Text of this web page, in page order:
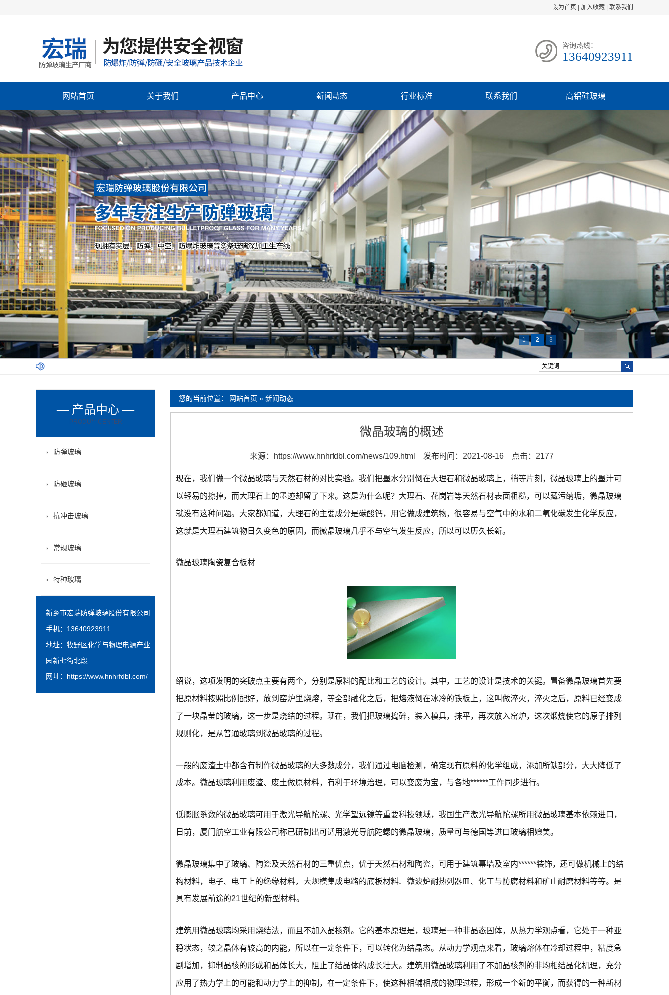
设为首页 加入收藏 联系我们
咨询热线：
13640923911
网站首页 关于我们 产品中心 新闻动态 行业标准 联系我们 高铝硅玻璃
1 2 3
您的当前位置： 网站首页 » 新闻动态
微晶玻璃的概述
来源： https://www.hnhrfdbl.com/news/109.html 发布时间：2021-08-16 点击：2177
现在，我们做一个微晶玻璃与天然石材的对比实验。我们把墨水分别倒在大理石和微晶玻璃上，稍等片刻，微晶玻璃上的墨汁可
以轻易的擦掉，而大理石上的墨迹却留了下来。这是为什么呢？大理石、花岗岩等天然石材表面粗糙，可以藏污纳垢，微晶玻璃
就没有这种问题。大家都知道，大理石的主要成分是碳酸钙，用它做成建筑物，很容易与空气中的水和二氧化碳发生化学反应，
这就是大理石建筑物日久变色的原因，而微晶玻璃几乎不与空气发生反应，所以可以历久长新。
微晶玻璃陶瓷复合板材
绍说，这项发明的突破点主要有两个，分别是原料的配比和工艺的设计。其中，工艺的设计是技术的关键。置备微晶玻璃首先要
把原材料按照比例配好，放到窑炉里烧熔，等全部融化之后，把熔液倒在冰冷的铁板上，这叫做淬火，淬火之后，原料已经变成
了一块晶莹的玻璃，这一步是烧结的过程。现在，我们把玻璃捣碎，装入模具，抹平，再次放入窑炉，这次煅烧使它的原子排列
规则化，是从普通玻璃到微晶玻璃的过程。
一般的废渣土中都含有制作微晶玻璃的大多数成分，我们通过电脑检测，确定现有原料的化学组成，添加所缺部分，大大降低了
成本。微晶玻璃利用废渣、废土做原材料，有利于环境治理，可以变废为宝，与各地******工作同步进行。
低膨胀系数的微晶玻璃可用于激光导航陀螺、光学望远镜等重要科技领域，我国生产激光导航陀螺所用微晶玻璃基本依赖进口，
日前，厦门航空工业有限公司称已研制出可适用激光导航陀螺的微晶玻璃，质量可与德国等进口玻璃相媲美。
微晶玻璃集中了玻璃、陶瓷及天然石材的三重优点，优于天然石材和陶瓷，可用于建筑幕墙及室内******装饰，还可做机械上的结
构材料，电子、电工上的绝缘材料，大规模集成电路的底板材料、微波炉耐热列器皿、化工与防腐材料和矿山耐磨材料等等。是
具有发展前途的21世纪的新型材料。
建筑用微晶玻璃均采用烧结法，而且不加入晶核剂。它的基本原理是，玻璃是一种非晶态固体，从热力学观点看，它处于一种亚
稳状态，较之晶体有较高的内能，所以在一定条件下，可以转化为结晶态。从动力学观点来看，玻璃熔体在冷却过程中，粘度急
剧增加，抑制晶核的形成和晶体长大，阻止了结晶体的成长壮大。建筑用微晶玻璃利用了不加晶核剂的非均相结晶化机理，充分
应用了热力学上的可能和动力学上的抑制，在一定条件下，使这种相辅相成的物理过程，形成一个新的平衡，而获得的一种新材
— 产品中心 —
PRODU** CENTER
防弹玻璃
防砸玻璃
抗冲击玻璃
常规玻璃
特种玻璃
新乡市宏瑞防弹玻璃股份有限公司
手机：13640923911
地址：牧野区化学与物理电源产业
园新七街北段
网址： https://www.hnhrfdbl.com/